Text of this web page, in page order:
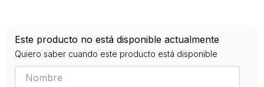
2016
Este producto no está disponible actualmente
Quiero saber cuando este producto está disponible